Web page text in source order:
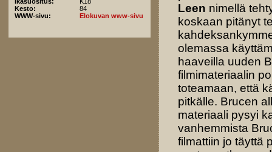
Kesto:
84
WWW-sivu:
Elokuvan www-sivu
Leen nimellä
koskaan pitänyt
olemassa
haaveilla uuden
filmimateriaalin
toteamaan, että
pitkälle. Brucen
materiaali pysyi
vanhemmista
filmattiin jo täyttä